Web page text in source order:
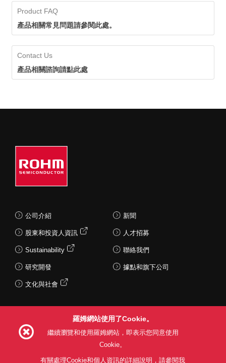
Product FAQ
產品相關常見問題請參閱此處。
Contact Us
產品相關諮詢請點此處
公司介紹
股東和投資人資訊
Sustainability
研究開發
文化與社會
新聞
人才招募
聯絡我們
據點和旗下公司
羅姆網站使用了Cookie。
繼續瀏覽和使用羅姆網站，即表示您同意使用
Cookie。
有關處理Cookie和個人資訊的詳細說明，請參閱我